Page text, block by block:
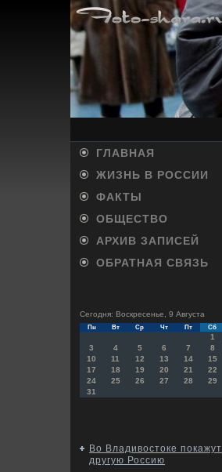
ГЛАВНАЯ
ЖИЗНЬ В РОССИИ
ФАКТЫ
ОБЩЕСТВО
АРХИВ ЗАПИСЕЙ
ОБРАТНАЯ СВЯЗЬ
Сегодня: Воскресенье, 9 Августа
Пн Вт Ср Чт Пт Сб
1
3
4 5 6 7 8
10
11 12 13 14 15
17
18 19 20 21 22
24
25 26 27 28 29
31
Во Владивостоке покажут
другую Россию